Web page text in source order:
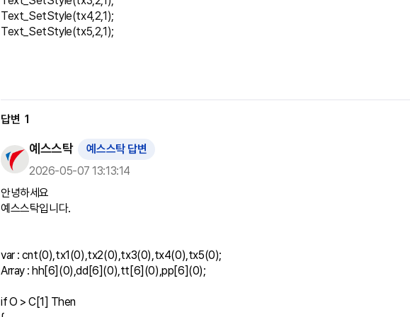
Text_SetStyle(tx4,2,1);
Text_SetStyle(tx5,2,1);
답변 1
예스스탁
예스스탁 답변
2026-05-07 13:13:14
안녕하세요
예스스탁입니다.
var : cnt(0),tx1(0),tx2(0),tx3(0),tx4(0),tx5(0);
Array : hh[6](0),dd[6](0),tt[6](0),pp[6](0);
if O > C[1] Then